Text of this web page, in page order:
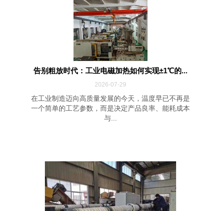
告别粗放时代：工业电磁加热如何实现±1℃的...
2026-07-29
在工业制造迈向高质量发展的今天，温度早已不再是
一个简单的工艺参数，而是决定产品良率、能耗成本
与...